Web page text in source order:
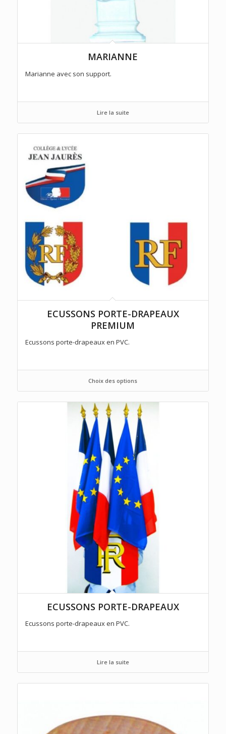
MARIANNE
Marianne avec son support.
Lire la suite
ECUSSONS PORTE-DRAPEAUX
PREMIUM
Ecussons porte-drapeaux en PVC.
Choix des options
ECUSSONS PORTE-DRAPEAUX
Ecussons porte-drapeaux en PVC.
Lire la suite